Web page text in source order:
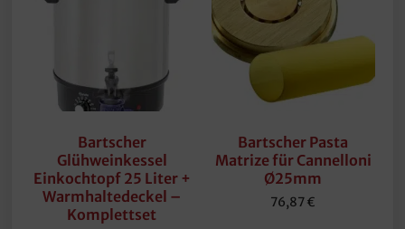
Bartscher
Glühweinkessel
Einkochtopf 25 Liter +
Warmhaltedeckel –
Komplettset
Bartscher Pasta
Matrize für Cannelloni
Ø25mm
76,87€